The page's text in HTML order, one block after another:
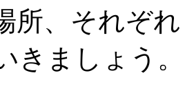
所、それぞ
きましょう。